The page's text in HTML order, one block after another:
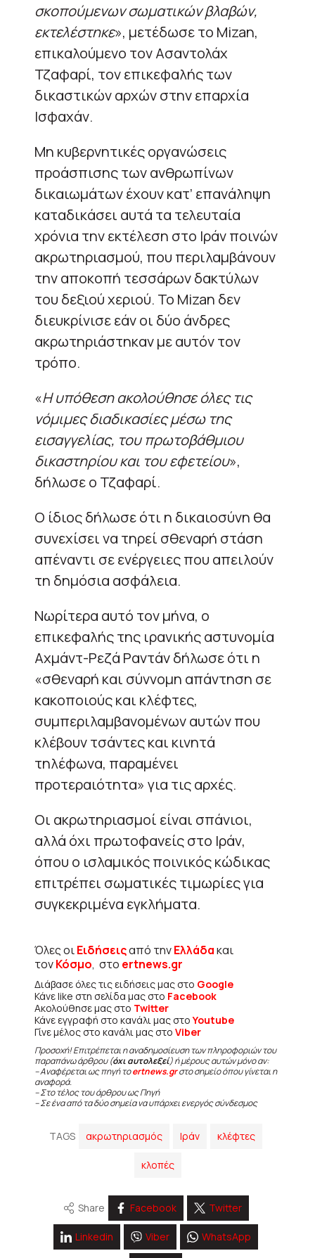
σκοπούμενων σωματικών βλαβών,
εκτελέστηκε», μετέδωσε το Mizan,
επικαλούμενο τον Ασαντολάχ
Τζαφαρί, τον επικεφαλής των
δικαστικών αρχών στην επαρχία
Ισφαχάν.
Μη κυβερνητικές οργανώσεις
προάσπισης των ανθρωπίνων
δικαιωμάτων έχουν κατ’ επανάληψη
καταδικάσει αυτά τα τελευταία
χρόνια την εκτέλεση στο Ιράν ποινών
ακρωτηριασμού, που περιλαμβάνουν
την αποκοπή τεσσάρων δακτύλων
του δεξιού χεριού. Το Mizan δεν
διευκρίνισε εάν οι δύο άνδρες
ακρωτηριάστηκαν με αυτόν τον
τρόπο.
«Η υπόθεση ακολούθησε όλες τις
νόμιμες διαδικασίες μέσω της
εισαγγελίας, του πρωτοβάθμιου
δικαστηρίου και του εφετείου»,
δήλωσε ο Τζαφαρί.
Ο ίδιος δήλωσε ότι η δικαιοσύνη θα
συνεχίσει να τηρεί σθεναρή στάση
απέναντι σε ενέργειες που απειλούν
τη δημόσια ασφάλεια.
Νωρίτερα αυτό τον μήνα, ο
επικεφαλής της ιρανικής αστυνομία
Αχμάντ-Ρεζά Ραντάν δήλωσε ότι η
«σθεναρή και σύννομη απάντηση σε
κακοποιούς και κλέφτες,
συμπεριλαμβανομένων αυτών που
κλέβουν τσάντες και κινητά
τηλέφωνα, παραμένει
προτεραιότητα» για τις αρχές.
Οι ακρωτηριασμοί είναι σπάνιοι,
αλλά όχι πρωτοφανείς στο Ιράν,
όπου ο ισλαμικός ποινικός κώδικας
επιτρέπει σωματικές τιμωρίες για
συγκεκριμένα εγκλήματα.
Όλες οιΕιδήσειςαπό τηνΕλλάδακαι
τονΚόσμο, στο ertnews.gr
Διάβασε όλες τις ειδήσεις μας στο Google
Κάνε like στη σελίδα μας στο Facebook
Ακολούθησε μας στο Twitter
Κάνε εγγραφή στο κανάλι μας στοYoutube
Γίνε μέλος στο κανάλι μας στο Viber
Προσοχή! Επιτρέπεται η αναδημοσίευση των πληροφοριών του
παραπάνω άρθρου (όχι αυτολεξεί) ή μέρους αυτών μόνο αν:
– Αναφέρεται ως πηγή τοertnews.grστο σημείο όπου γίνεται η
αναφορά.
– Στο τέλος του άρθρου ως Πηγή
– Σε ένα από τα δύο σημεία να υπάρχει ενεργός σύνδεσμος
TAGS ακρωτηριασμός Ιράν κλέφτες
κλοπές
Share Facebook Twitter
Linkedin Viber WhatsApp